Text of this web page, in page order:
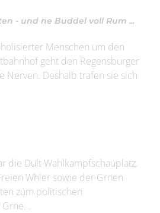
- und ne Buddel voll Rum ...
Menschen um den
geht den Regensburger
Nerven. Deshalb trafen sie sich
die Dult Wahlkampfschauplatz.
Whler sowie der Grnen
zum politischen